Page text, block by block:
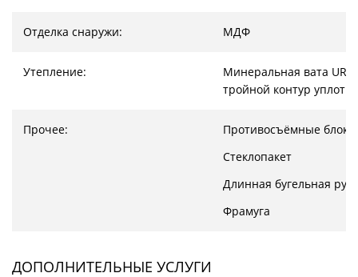
Отделка снаружи: МДФ
Утепление:
Минеральная вата
тройной контур
Прочее:
Противосъёмные
Стеклопакет
Длинная бугельная
Фрамуга
ДОПОЛНИТЕЛЬНЫЕ УСЛУГИ